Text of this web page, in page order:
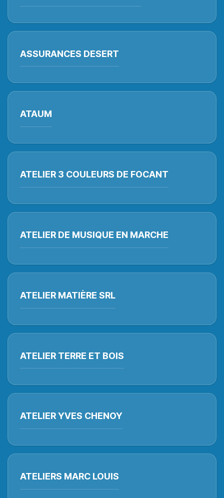
ASSURANCES DESERT
ATAUM
ATELIER 3 COULEURS DE FOCANT
ATELIER DE MUSIQUE EN MARCHE
ATELIER MATIÈRE SRL
ATELIER TERRE ET BOIS
ATELIER YVES CHENOY
ATELIERS MARC LOUIS